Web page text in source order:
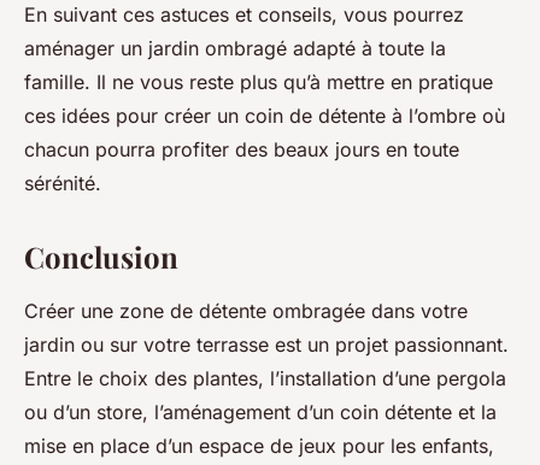
En suivant ces astuces et conseils, vous pourrez
aménager un jardin ombragé adapté à toute la
famille. Il ne vous reste plus qu’à mettre en pratique
ces idées pour créer un coin de détente à l’ombre où
chacun pourra profiter des beaux jours en toute
sérénité.
Conclusion
Créer une zone de détente ombragée dans votre
jardin ou sur votre terrasse est un projet passionnant.
Entre le choix des plantes, l’installation d’une pergola
ou d’un store, l’aménagement d’un coin détente et la
mise en place d’un espace de jeux pour les enfants,